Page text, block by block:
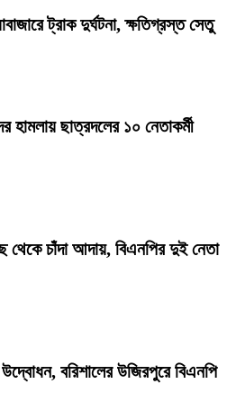
ট্রাক দুর্ঘটনা, ক্ষতিগ্রস্ত সেতু
হামলায় ছাত্রদলের ১০ নেতাকর্মী
থেকে চাঁদা আদায়, বিএনপির দুই নেতা
বরিশালের উজিরপুরে বিএনপি